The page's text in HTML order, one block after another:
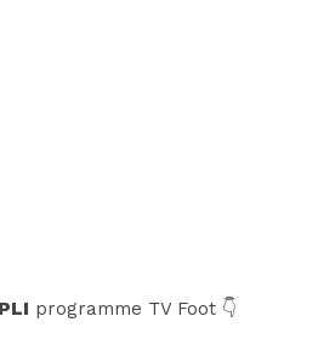
programme TV Foot 👇